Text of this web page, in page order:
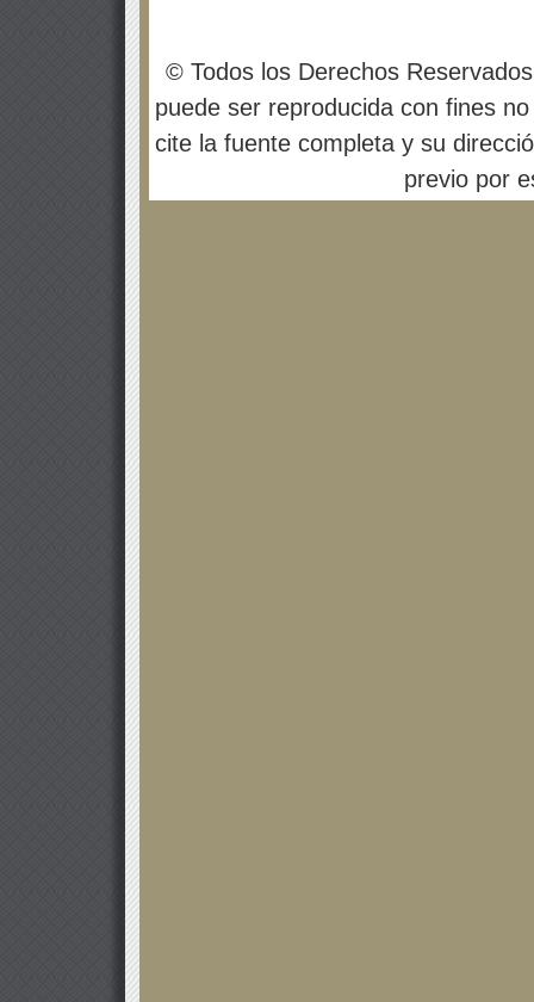
© Todos los Derechos
puede ser reproducida con fines
cite la fuente completa y su
previo por